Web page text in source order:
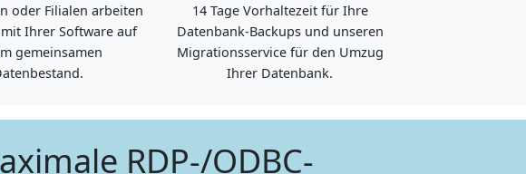
oder Filialen arbeiten
Ihrer Software auf
gemeinsamen
14 Tage Vorhaltezeit für Ihre
Datenbank-Backups und unseren
Migrationsservice für den Umzug
Ihrer Datenbank.
RDP-/ODBC-